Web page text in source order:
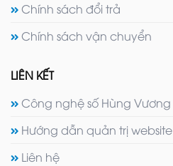
Chính sách đổi trả
Chính sách vận chuyển
LIÊN KẾT
Công nghệ số Hùng Vương
Hướng dẫn quản trị website
Liên hệ